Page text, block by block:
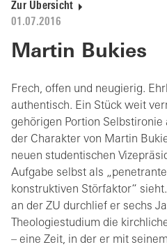
01.07.2016
Zur Übersicht
Martin Bukies
Frech, offen und neugierig.
authentisch. Ein Stück weit
gehörigen Portion Selbstironie
der Charakter von Martin
neuen studentischen
Aufgabe selbst als
konstruktiven Störfaktor“
an der ZU durchlief er sechs
Theologiestudium die
– eine Zeit, in der er mit